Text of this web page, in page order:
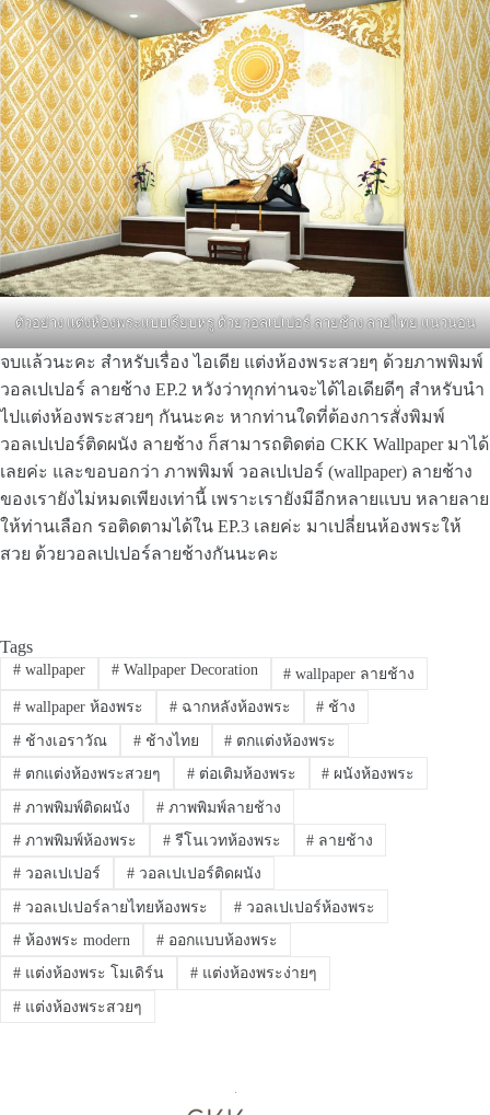
ตัวอย่าง แต่งห้องพระแบบเรียบหรู ด้วยวอลเปเปอร์ ลายช้าง ลายไทย แนวนอน
จบแล้วนะคะ สำหรับเรื่อง ไอเดีย แต่งห้องพระสวยๆ ด้วยภาพพิมพ์
วอลเปเปอร์ ลายช้าง EP.2 หวังว่าทุกท่านจะได้ไอเดียดีๆ สำหรับนำ
ไปแต่งห้องพระสวยๆ กันนะคะ หากท่านใดที่ต้องการสั่งพิมพ์
วอลเปเปอร์ติดผนัง ลายช้าง ก็สามารถติดต่อ CKK Wallpaper มาได้
เลยค่ะ และขอบอกว่า ภาพพิมพ์ วอลเปเปอร์ (wallpaper) ลายช้าง
ของเรายังไม่หมดเพียงเท่านี้ เพราะเรายังมีอีกหลายแบบ หลายลาย
ให้ท่านเลือก รอติดตามได้ใน EP.3 เลยค่ะ มาเปลี่ยนห้องพระให้
สวย ด้วยวอลเปเปอร์ลายช้างกันนะคะ
Tags
#wallpaper #Wallpaper Decoration # wallpaper ลายช้าง
#wallpaper ห้องพระ #ฉากหลังห้องพระ # ช้าง
#ช้างเอราวัณ #ช้างไทย # ตกแต่งห้องพระ
#ตกแต่งห้องพระสวยๆ #ต่อเติมห้องพระ # ผนังห้องพระ
#ภาพพิมพ์ติดผนัง #ภาพพิมพ์ลายช้าง
#ภาพพิมพ์ห้องพระ #รีโนเวทห้องพระ # ลายช้าง
#วอลเปเปอร์ #วอลเปเปอร์ติดผนัง
#วอลเปเปอร์ลายไทยห้องพระ #วอลเปเปอร์ห้องพระ
#ห้องพระ modern #ออกแบบห้องพระ
#แต่งห้องพระ โมเดิร์น #แต่งห้องพระง่ายๆ
#แต่งห้องพระสวยๆ